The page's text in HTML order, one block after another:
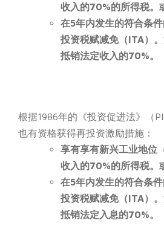
收入的70%的所得税。
在5年内发生的符合条
投资税赋减免（ITA）
抵销法定收入的70%。
根据1986年的《投资促进法》（
也有资格获得再投资激励措施：
享有享有新兴工业地位
收入的70%的所得税。
在5年内发生的符合条
投资税赋减免（ITA）
抵销法定入息的70%。